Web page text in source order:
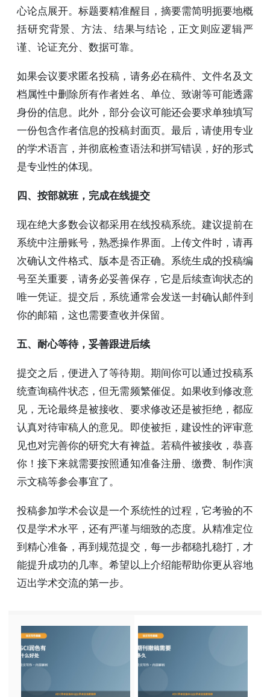
心论点展开。标题要精准醒目，摘要需简明扼要地概
括研究背景、方法、结果与结论，正文则应逻辑严
谨、论证充分、数据可靠。
如果会议要求匿名投稿，请务必在稿件、文件名及文
档属性中删除所有作者姓名、单位、致谢等可能透露
身份的信息。此外，部分会议可能还会要求单独填写
一份包含作者信息的投稿封面页。最后，请使用专业
的学术语言，并彻底检查语法和拼写错误，好的形式
是专业性的体现。
四、按部就班，完成在线提交
现在绝大多数会议都采用在线投稿系统。建议提前在
系统中注册账号，熟悉操作界面。上传文件时，请再
次确认文件格式、版本是否正确。系统生成的投稿编
号至关重要，请务必妥善保存，它是后续查询状态的
唯一凭证。提交后，系统通常会发送一封确认邮件到
你的邮箱，这也需要查收并保留。
五、耐心等待，妥善跟进后续
提交之后，便进入了等待期。期间你可以通过投稿系
统查询稿件状态，但无需频繁催促。如果收到修改意
见，无论最终是被接收、要求修改还是被拒绝，都应
认真对待审稿人的意见。即使被拒，建设性的评审意
见也对完善你的研究大有裨益。若稿件被接收，恭喜
你！接下来就需要按照通知准备注册、缴费、制作演
示文稿等参会事宜了。
投稿参加学术会议是一个系统性的过程，它考验的不
仅是学术水平，还有严谨与细致的态度。从精准定位
到精心准备，再到规范提交，每一步都稳扎稳打，才
能提升成功的几率。希望以上介绍能帮助你更从容地
迈出学术交流的第一步。